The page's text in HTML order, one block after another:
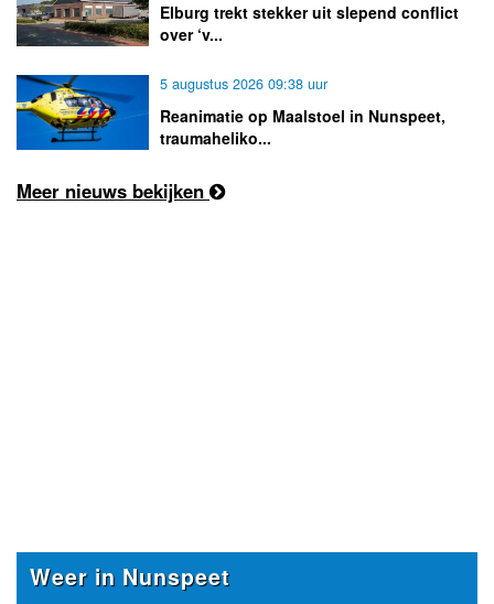
Elburg trekt stekker uit slepend conflict
over ‘v...
5 augustus 2026 09:38 uur
Reanimatie op Maalstoel in Nunspeet,
traumaheliko...
Meer nieuws bekijken
Weer in Nunspeet